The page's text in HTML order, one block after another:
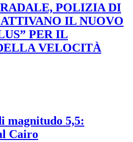
POLIZIA DI
ATTIVANO IL NUOVO
PER IL
VELOCITÀ
magnitudo 5,5:
Cairo